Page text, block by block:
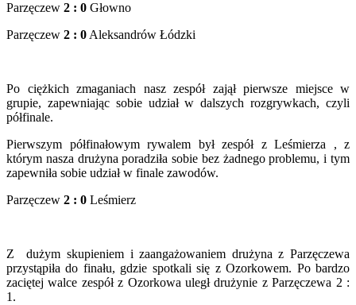
Parzęczew 2 : 0 Głowno
Parzęczew 2 : 0Aleksandrów Łódzki
Po ciężkich zmaganiach nasz zespół zajął pierwsze miejsce w
grupie, zapewniając sobie udział w dalszych rozgrywkach, czyli
półfinale.
Pierwszym półfinałowym rywalem był zespół z Leśmierza , z
którym nasza drużyna poradziła sobie bez żadnego problemu, i tym
zapewniła sobie udział w finale zawodów.
Parzęczew 2 : 0 Leśmierz
Z dużym skupieniem i zaangażowaniem drużyna z Parzęczewa
przystąpiła do finału, gdzie spotkali się z Ozorkowem. Po bardzo
zaciętej walce zespół z Ozorkowa uległ drużynie z Parzęczewa 2 :
1.